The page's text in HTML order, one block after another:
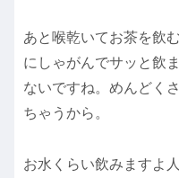
あと喉乾いてお茶を飲
にしゃがんでサッと飲
ないですね。めんどく
ちゃうから。
お水くらい飲みますよ